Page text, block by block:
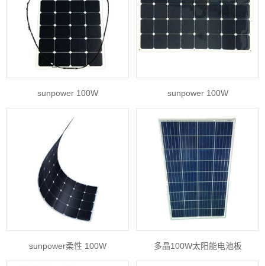
sunpower 100W sunpower 100W
sunpower柔性 100W 多晶100W太阳能电池板